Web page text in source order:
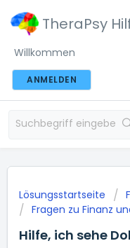
TheraPsy
Willkommen
ANMELDEN
Lösungsstartseite
Fragen zu Finanz
Hilfe, ich sehe